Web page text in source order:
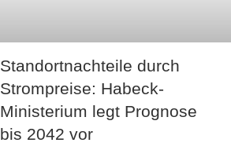
Standortnachteile durch
Strompreise: Habeck-
Ministerium legt Prognose
bis 2042 vor